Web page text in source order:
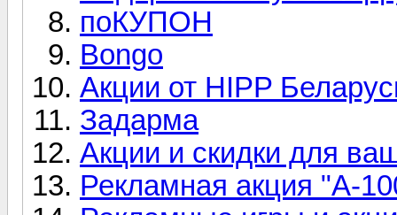
поКУПОН
Bongo
Акции от HIPP
Задарма
Акции и скидки для
Рекламная акция "А-